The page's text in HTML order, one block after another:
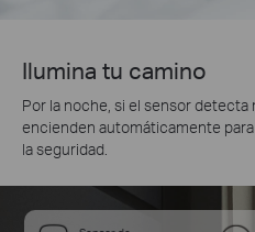
Ilumina tu camino
Por la noche, si el sensor detecta
encienden automáticamente
la seguridad.